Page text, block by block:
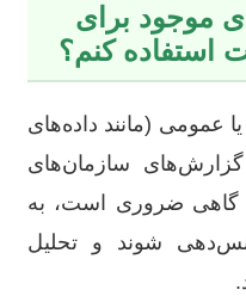
موجود برای
کنم؟
عمومی (مانند داده‌های
سازمان‌های
ضروری است، به
شوند و تحلیل